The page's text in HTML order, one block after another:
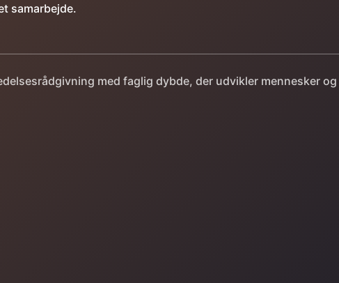
samarbejde.
med faglig dybde, der udvikler mennesker